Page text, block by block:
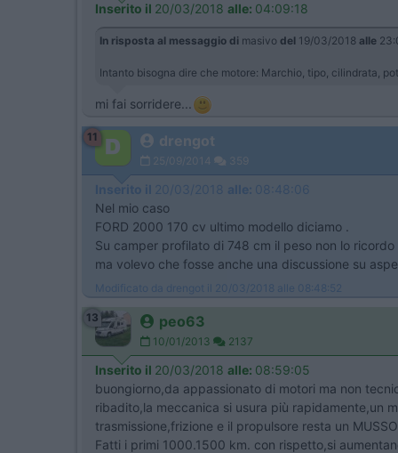
Inserito il 20/03/2018 alle: 04:09:18
In risposta al messaggio di masivo del 19/03/2018 alle
Intanto bisogna dire che motore: Marchio, tipo, cilindrata,
mi fai sorridere...
11 drengot
25/09/2014 359
Inserito il 20/03/2018 alle: 08:48:06
Nel mio caso
FORD 2000 170 cv ultimo modello diciamo .
Su camper profilato di 748 cm il peso non lo
ma volevo che fosse anche una discussione su
Modificato da drengot il 20/03/2018 alle 08:48:52
13 peo63
10/01/2013 2137
Inserito il 20/03/2018 alle: 08:59:05
buongiorno,da appassionato di motori ma non
ribadito,la meccanica si usura più rapidamente,un
trasmissione,frizione e il propulsore resta un
Fatti i primi 1000.1500 km. con rispetto,si